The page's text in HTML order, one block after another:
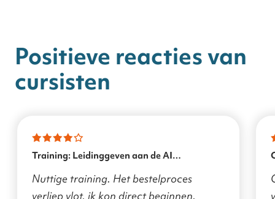
Positieve reacties van
cursisten
Training: Leidinggeven aan de AI
Nuttige training. Het bestelproces
verliep vlot, ik kon direct beginnen.